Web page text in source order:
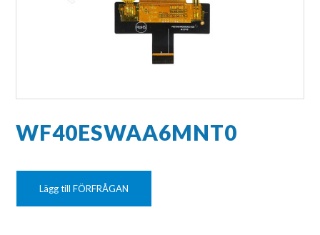
WF40ESWAA6MNT0
Lägg till FÖRFRÅGAN